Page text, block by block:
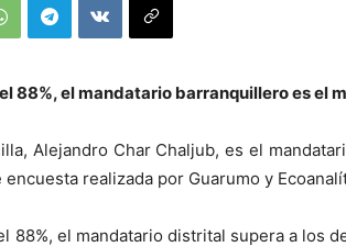
88%, el mandatario barranquillero es el
Alejandro Char Chaljub, es el
realizada por Guarumo y
88%, el mandatario distrital supera a los